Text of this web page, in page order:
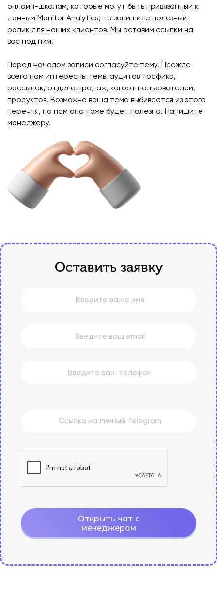
онлайн-школам, которые могут быть привязанный к
данным Monitor Analytics, то запишите полезный
ролик для наших клиентов. Мы оставим ссылки на
вас под ним.
Перед началом записи согласуйте тему. Прежде
всего нам интересны темы аудитов трафика,
рассылок, отдела продаж, когорт пользователей,
продуктов. Возможно ваша тема выбивается из этого
перечня, но нам она тоже будет полезна. Напишите
менеджеру.
Оставить заявку
Открыть чат с
менеджером